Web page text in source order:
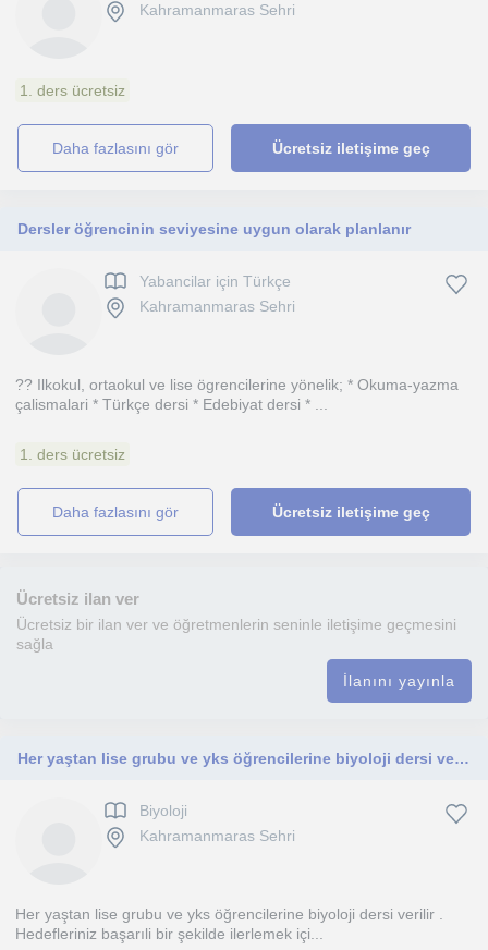
Kahramanmaras Sehri
1. ders ücretsiz
daha fazlasını gör Ücretsiz iletişime geç
Dersler öğrencinin seviyesine uygun olarak planlanır
Yabancilar için Türkçe
Kahramanmaras Sehri
?? Ilkokul, ortaokul ve lise ögrencilerine yönelik; * Okuma-yazma
çalismalari * Türkçe dersi * Edebiyat dersi * ...
1. ders ücretsiz
daha fazlasını gör Ücretsiz iletişime geç
Ücretsiz ilan ver
Ücretsiz bir ilan ver ve öğretmenlerin seninle iletişime geçmesini
sağla
İlanını yayınla
Her yaştan lise grubu ve yks öğrencilerine biyoloji dersi verilir . Hedefleriniz başarıli bir şekilde ilerlemek için
Biyoloji
Kahramanmaras Sehri
Her yaştan lise grubu ve yks öğrencilerine biyoloji dersi verilir .
Hedefleriniz başarıli bir şekilde ilerlemek içi...